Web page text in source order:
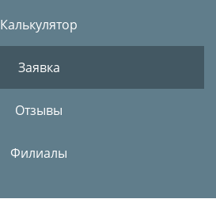
Калькулятор
Заявка
Отзывы
Филиалы